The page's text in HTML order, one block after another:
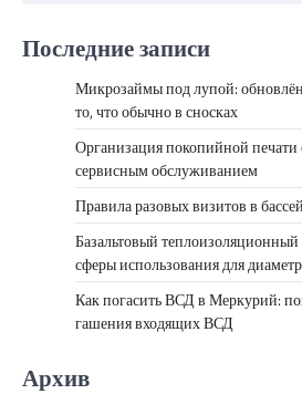
Последние записи
Микрозаймы под лупой:
то, что обычно в сносках
Организация покопийной печати
сервисным обслуживанием
Правила разовых визитов в
Базальтовый
сферы использования для
Как погасить ВСД в Меркурий:
гашения входящих ВСД
Архив